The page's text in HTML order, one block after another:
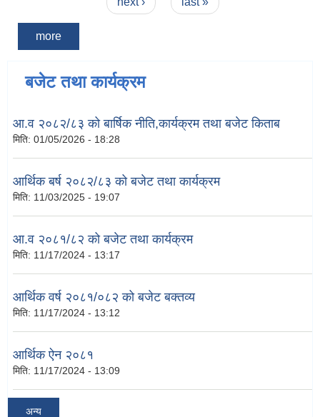
more
बजेट तथा कार्यक्रम
आ.व २०८२/८३ को बार्षिक नीति,कार्यक्रम तथा बजेट किताब
मिति: 01/05/2026 - 18:28
आर्थिक बर्ष २०८२/८३ को बजेट तथा कार्यक्रम
मिति: 11/03/2025 - 19:07
आ.व २०८१/८२ को बजेट तथा कार्यक्रम
मिति: 11/17/2024 - 13:17
आर्थिक वर्ष २०८१/०८२ को बजेट बक्तव्य
मिति: 11/17/2024 - 13:12
आर्थिक ऐन २०८१
मिति: 11/17/2024 - 13:09
अन्य